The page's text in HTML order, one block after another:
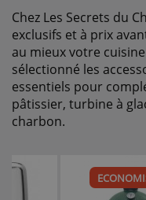
Chez Les Secrets du
exclusifs et à prix
au mieux votre
sélectionné les
essentiels pour
pâtissier, turbine à
charbon.